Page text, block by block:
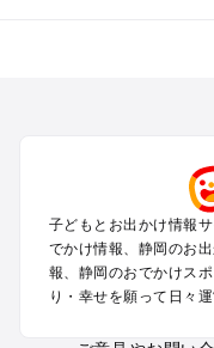
小田原・熱海・湯河原
中伊豆・西伊豆・南伊
静岡・清水のプールお出
三島・沼津のプールお出
掛川・磐田・袋井のプ
子どもとお出かけ情報
でかけ情報、静岡のお
報、静岡のおでかけス
り・幸せを願って日々